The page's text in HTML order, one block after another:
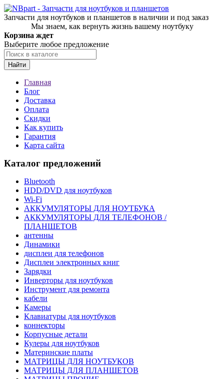
Запчасти для ноутбуков и планшетов в наличии и под заказ
Мы знаем, как вернуть жизнь вашему ноутбуку
Корзина ждет
Выберите любое предложение
Найти
Главная
Блог
Доставка
Оплата
Скидки
Как купить
Гарантия
Карта сайта
Каталог предложений
Bluetooth
HDD/DVD для ноутбуков
Wi-Fi
АККУМУЛЯТОРЫ ДЛЯ НОУТБУКА
АККУМУЛЯТОРЫ ДЛЯ ТЕЛЕФОНОВ /
ПЛАНШЕТОВ
антенны
Динамики
дисплеи для телефонов
Дисплеи электронных книг
Зарядки
Инверторы для ноутбуков
Инструмент для ремонта
кабели
Камеры
Клавиатуры для ноутбуков
коннекторы
Корпусные детали
Кулеры для ноутбуков
Материнские платы
МАТРИЦЫ ДЛЯ НОУТБУКОВ
МАТРИЦЫ ДЛЯ ПЛАНШЕТОВ